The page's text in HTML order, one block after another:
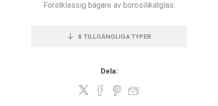
Förstklassig bägare av borosilikatglas.
8 TILLGÄNGLIGA TYPER
Dela: